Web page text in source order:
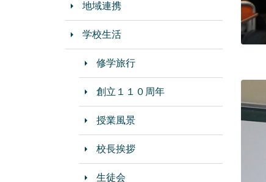
地域連携
学校生活
修学旅行
創立１１０周年
授業風景
校長挨拶
生徒会